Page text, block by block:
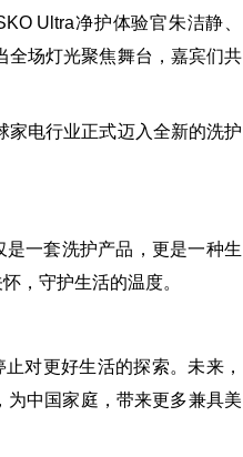
Ultra净护体验官朱洁静、
全场灯光聚焦舞台，嘉宾们共
电行业正式迈入全新的洗护
一套洗护产品，更是一种生
，守护生活的温度。
对更好生活的探索。未来，
为中国家庭，带来更多兼具美